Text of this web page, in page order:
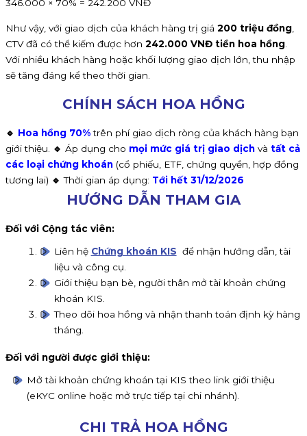
346.000 × 70% = 242.200 VNĐ
Như vậy, với giao dịch của khách hàng trị giá 200 triệu đồng
CTV đã có thể kiếm được hơn 242.000 VNĐ tiền hoa hồng
Với nhiều khách hàng hoặc khối lượng giao dịch lớn, thu nhập
sẽ tăng đáng kể theo thời gian.
CHÍNH SÁCH HOA HỒNG
🔹 Hoa hồng 70%trên phí giao dịch ròng của khách hàng bạn
giới thiệu.
🔹 Áp dụng cho mọi mức giá trị giao dịch và tất cả
các loại chứng khoán (cổ phiếu, ETF, chứng quyền, hợp đồng
tương lai) 🔹 Thời gian áp dụng: Tới hết 31/12/2026
HƯỚNG DẪN THAM GIA
Đối với Cộng tác viên:
Liên hệ Chứng khoán KIS để nhận hướng dẫn, tài
liệu và công cụ.
Giới thiệu bạn bè, người thân mở tài khoản chứng
khoán KIS.
Theo dõi hoa hồng và nhận thanh toán định kỳ hàng
tháng.
Đối với người được giới thiệu:
Mở tài khoản chứng khoán tại KIS theo link giới thiệu
(eKYC online hoặc mở trực tiếp tại chi nhánh).
CHI TRẢ HOA HỒNG